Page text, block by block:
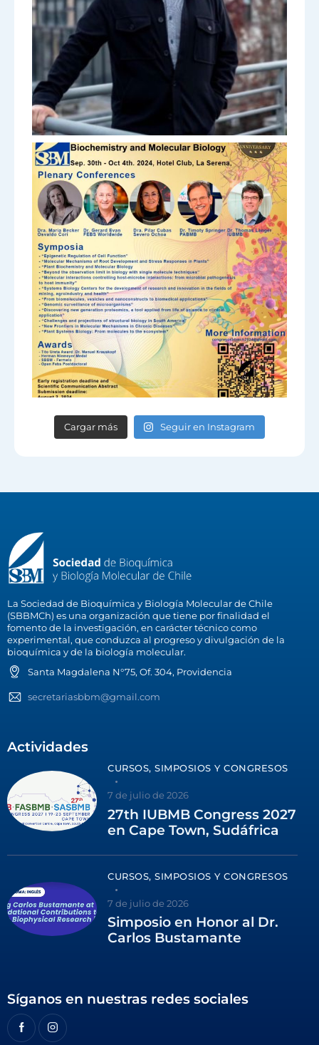
Cargar más Seguir en Instagram
La Sociedad de Bioquímica y Biología Molecular de Chile
(SBBMCh) es una organización que tiene por finalidad el
fomento de la investigación, en carácter técnico como
experimental, que conduzca al progreso y divulgación de la
bioquímica y de la biología molecular.
Santa Magdalena N°75, Of. 304, Providencia
secretariasbbm@gmail.com
Actividades
CURSOS, SIMPOSIOS Y CONGRESOS
7 de julio de 2026
27th IUBMB Congress 2027
en Cape Town, Sudáfrica
CURSOS, SIMPOSIOS Y CONGRESOS
7 de julio de 2026
Simposio en Honor al Dr.
Carlos Bustamante
Síganos en nuestras redes sociales